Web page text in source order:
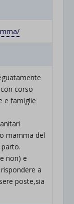
corso
e famiglie
mamma del
non) e
a
poste,sia